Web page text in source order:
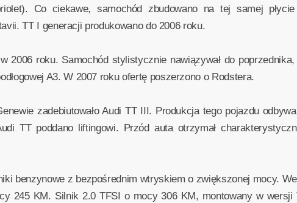
Co ciekawe, samochód zbudowano na tej samej
TT I generacji produkowano do 2006 roku.
w 2006 roku. Samochód stylistycznie nawiązywał do
A3. W 2007 roku ofertę poszerzono o Rodstera.
zadebiutowało Audi TT III. Produkcja tego pojazdu
TT poddano liftingowi. Przód auta otrzymał
benzynowe z bezpośrednim wtryskiem o zwiększonej mocy.
245 KM. Silnik 2.0 TFSI o mocy 306 KM, montowany w